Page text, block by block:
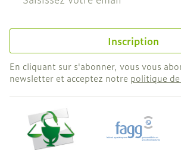
Inscription
En cliquant sur s'abonner, vous vous
newsletter et acceptez notre politique